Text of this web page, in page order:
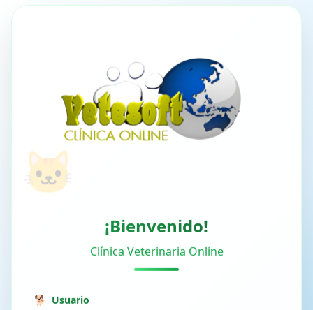
¡Bienvenido!
Clínica Veterinaria Online
🐕 Usuario
🐱